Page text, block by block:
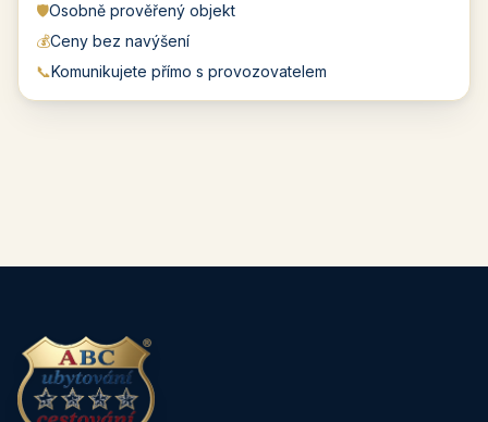
🛡️Osobně prověřený objekt
💰Ceny bez navýšení
📞Komunikujete přímo s provozovatelem